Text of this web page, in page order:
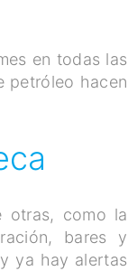
en todas las
petróleo hacen
otras, como la
bares y
ya hay alertas